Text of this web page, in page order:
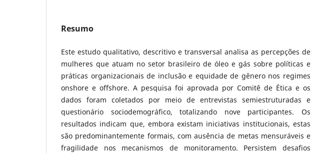
Resumo
Este estudo qualitativo, descritivo e transversal analisa as percepções de
mulheres que atuam no setor brasileiro de óleo e gás sobre políticas e
práticas organizacionais de inclusão e equidade de gênero nos regimes
onshore e offshore. A pesquisa foi aprovada por Comitê de Ética e os
dados foram coletados por meio de entrevistas semiestruturadas e
questionário sociodemográfico, totalizando nove participantes. Os
resultados indicam que, embora existam iniciativas institucionais, estas
são predominantemente formais, com ausência de metas mensuráveis e
fragilidade nos mecanismos de monitoramento. Persistem desafios